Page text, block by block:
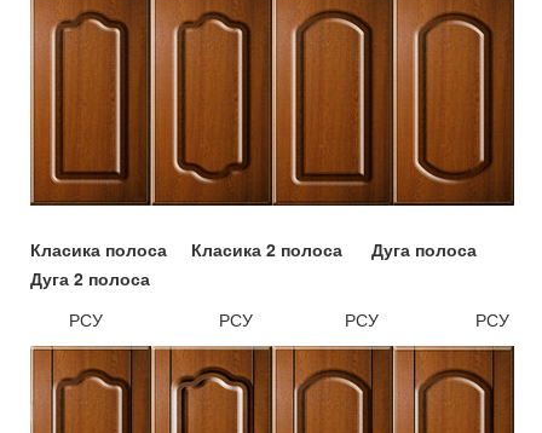
Класика полоса Класика 2 полоса
Дуга полоса
Дуга 2 полоса
РСУ РСУ РСУ РСУ